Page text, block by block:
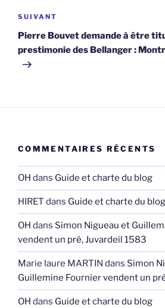
Article
suivant
SUIVANT
Pierre Bouvet demande à être
prestimonie des Bellanger :
COMMENTAIRES RÉCENTS
OH dans Guide et charte du blog
HIRET dans Guide et charte du blog
OH dans Simon Nigueau et
vendent un pré, Juvardeil 1583
Marie laure MARTIN dans Simon
Guillemine Fournier vendent un
OH dans Guide et charte du blog